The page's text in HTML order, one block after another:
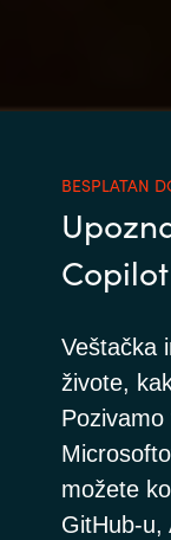
BESPLATAN
Copilot
Veštačka
živote,
možete
GitHub-u,